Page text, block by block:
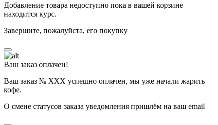
Добавление товара недоступно пока в вашей корзине
находится курс.
Завершите, пожалуйста, его покупку
Ваш заказ оплачен!
Ваш заказ № ХХХ успешно оплачен, мы уже начали жарить
кофе.
О смене статусов заказа уведомления пришлём на ваш email